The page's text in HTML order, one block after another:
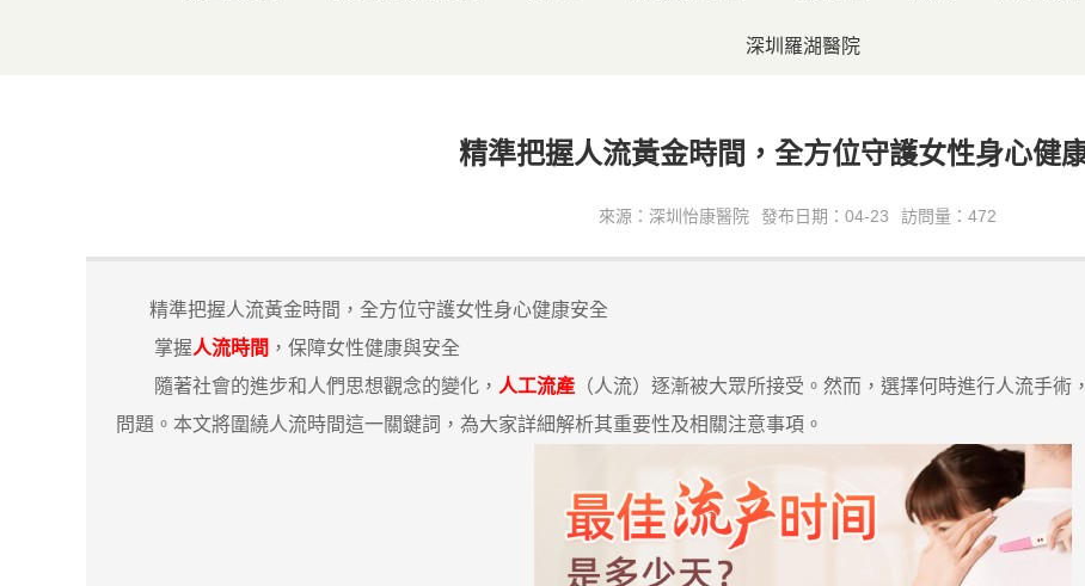
深圳羅湖醫院
精準把握人流黃金時間，全方位守護女性身心健
來源：深圳怡康醫院 發布日期：04-23 訪問量：472
精準把握人流黃金時間，全方位守護女性身心健康安全
掌握人流時間 ，保障女性健康與安全
隨著社會的進步和人們思想觀念的變化， 人工流產 （人流）逐漸被大眾所接受。然而，選擇何時進行人流手
問題。本文將圍繞人流時間這一關鍵詞，為大家詳細解析其重要性及相關注意事項。